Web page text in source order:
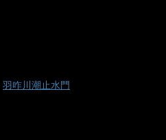
羽咋川潮止水門